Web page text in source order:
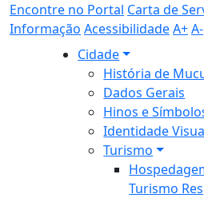
Encontre no Portal Carta de
Informação AcessibilidadeA+A-
Cidade
História de
Dados Gerais
Hinos e
Identidade
Turismo
Turismo